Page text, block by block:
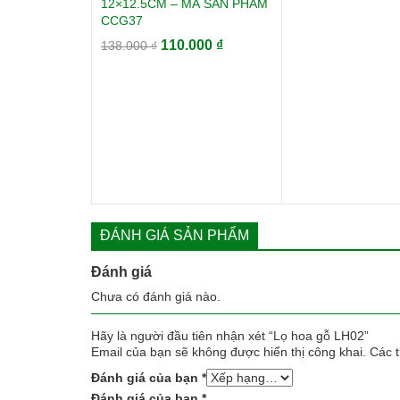
12×12.5CM – MÃ SẢN PHẨM
CCG37
138.000₫ Giá
110.000 ₫Giá
ĐÁNH GIÁ SẢN PHẨM
Đánh giá
Chưa có đánh giá nào.
Hãy là người đầu tiên nhận xét “Lọ hoa gỗ LH02”
Email của bạn sẽ không được hiển thị công khai. Các
Đánh giá của bạn *